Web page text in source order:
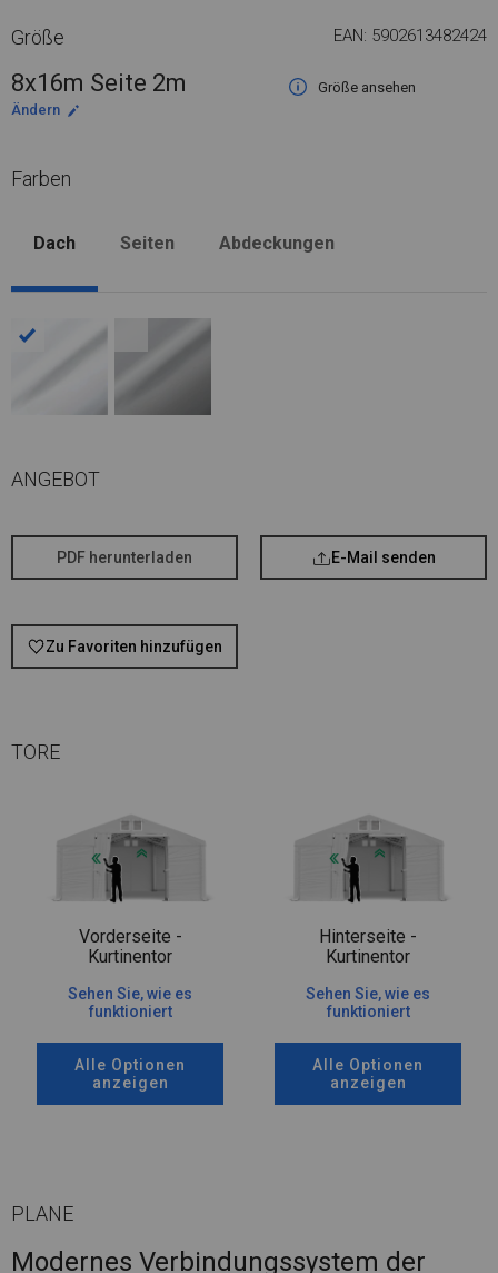
Größe EAN: 5902613482424
8x16m Seite 2m
Größe ansehen
Ändern
Farben
Dach Seiten Abdeckungen
ANGEBOT
PDF herunterladen E-Mail senden
Zu Favoriten hinzufügen
TORE
Vorderseite -
Kurtinentor
Sehen Sie, wie es
funktioniert
Alle Optionen
anzeigen
Hinterseite -
Kurtinentor
Sehen Sie, wie es
funktioniert
Alle Optionen
anzeigen
PLANE
Modernes Verbindungssystem der